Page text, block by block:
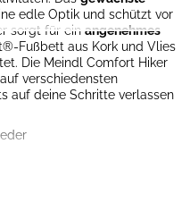
edle Optik und schützt vor
sorgt für ein angenehmes
Fußbett aus Kork und Vlies
Die Meindl Comfort Hiker
auf verschiedensten
auf deine Schritte verlassen